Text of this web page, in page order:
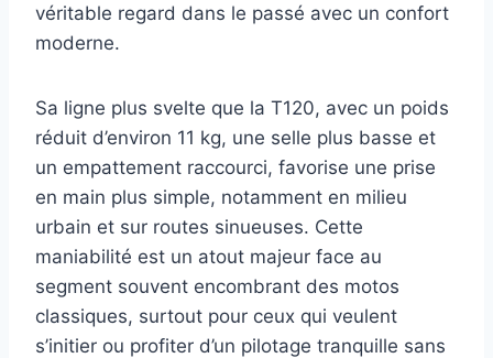
véritable regard dans le passé avec un confort
moderne.
Sa ligne plus svelte que la T120, avec un poids
réduit d’environ 11 kg, une selle plus basse et
un empattement raccourci, favorise une prise
en main plus simple, notamment en milieu
urbain et sur routes sinueuses. Cette
maniabilité est un atout majeur face au
segment souvent encombrant des motos
classiques, surtout pour ceux qui veulent
s’initier ou profiter d’un pilotage tranquille sans